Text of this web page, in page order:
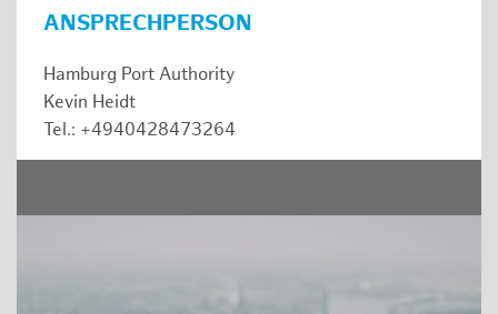
ANSPRECHPERSON
Hamburg Port Authority
Kevin Heidt
Tel.: +4940428473264